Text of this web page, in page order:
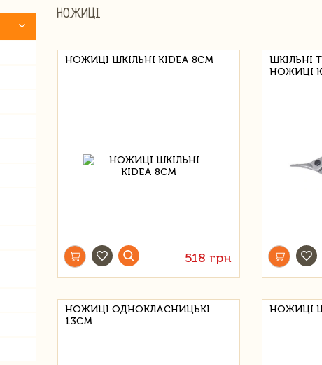
НОЖИЦІ
НОЖИЦІ ШКІЛЬНІ KIDEA 8СМ
518 грн
ШКІЛЬНІ
НОЖИЦІ
НОЖИЦІ ОДНОКЛАСНИЦЬКІ
13СМ
НОЖИЦІ